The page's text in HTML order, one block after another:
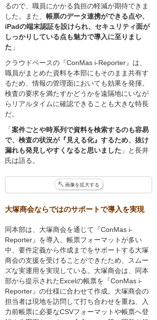
るので、職員にかかる負担の軽減が期待できま
した。また、 帳票のデータ連携ができる点や、
iPadの端末認証を設けられ、セキュリティ面が
しっかりしている点も魅力で導入に至りまし
た 」
クラウドベースの『ConMas i-Reporter』は、
職員がまとめた資料を本部にもそのまま共有す
るため、情報の管理面においても効果を発揮。
検査の要求を満たすかどうかを遠隔地にいなが
らリアルタイムに確認できることも大きな特長
だ。
「案件ごとや時系列で資料を検索するのも容易
で、検査の状況が『見える化』するため、抜け
漏れも発見しやすくなると思いました 」と長井
氏は語る。
画像を拡大する
大塚商会ならではのサポートで導入を実現
同本部は、大塚商会を通じて『ConMas i-
Reporter』を導入。帳票フォーマットが多い
中、要件定義から作成までをサポートする大塚
商会の支援を受けることができたため、スムー
ズな実運用を実現している。大塚商会は、同本
部から提示されたExcelの帳票を『ConMas i-
Reporter』の仕様に合わせて作成。大塚商会の
担当者は現地を訪問して打ち合わせを重ね、入
力前帳票に必要なCSVフォーマットや帳票へ登